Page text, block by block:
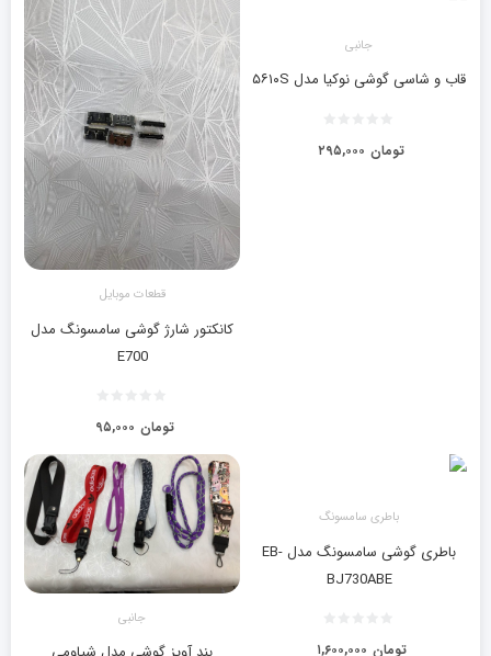
جانبی
قاب و شاسی گوشی نوکیا مدل ۵۶۱۰S
۲۹۵,۰۰۰ تومان
قطعات موبایل
کانکتور شارژ گوشی سامسونگ مدل
E700
۹۵,۰۰۰ تومان
باطری سامسونگ
باطری گوشی سامسونگ مدل EB-
BJ730ABE
۱,۶۰۰,۰۰۰ تومان
جانبی